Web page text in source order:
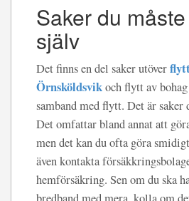
Saker du
själv
Det finns en del saker utöver
Örnsköldsvikoch flytt av
samband med flytt. Det är saker
Det omfattar bland annat att
men det kan du ofta göra
även kontakta
hemförsäkring. Sen om du ska